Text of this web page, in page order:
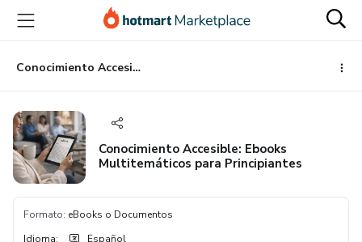
principal
página
de
página
Conocimiento Accesible: Ebooks Multitemáticos para Principiantes
Conocimiento Accesible: Ebooks
Multitemáticos para Principiantes
Formato: eBooks o Documentos
Idioma: Español